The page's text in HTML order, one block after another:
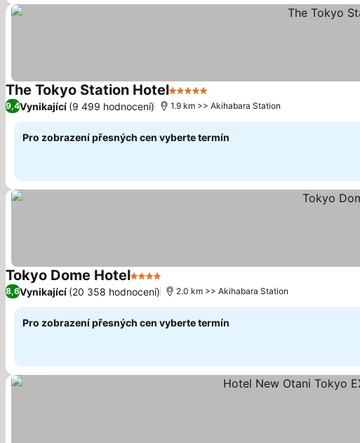
The Tokyo Station Hotel5 Počet hvězdiček
9,4Vynikající (9 499 hodnocení) 1.9 km >> Akihabara Station
Pro zobrazení přesných cen vyberte termín
Tokyo Dome Hotel4 Počet hvězdiček
8,6Vynikající (20 358 hodnocení) 2.0 km >> Akihabara Station
Pro zobrazení přesných cen vyberte termín